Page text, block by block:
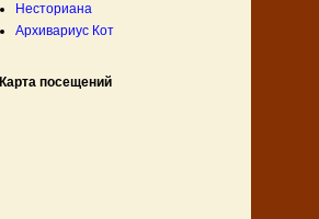
Несториана
Архивариус Кот
Карта посещений